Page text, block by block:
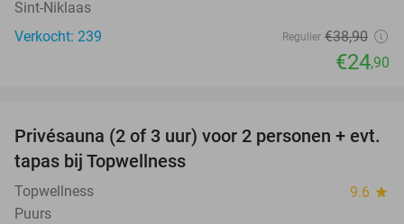
Sint-Niklaas
Verkocht: 239
Regulier €38,90
€24,90
50%
Privésauna (2 of 3 uur) voor 2 personen + evt.
tapas bij Topwellness
Topwellness 9.6 star
Puurs